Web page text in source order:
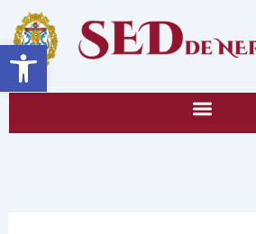
Abrir barra de herramientas
contenido